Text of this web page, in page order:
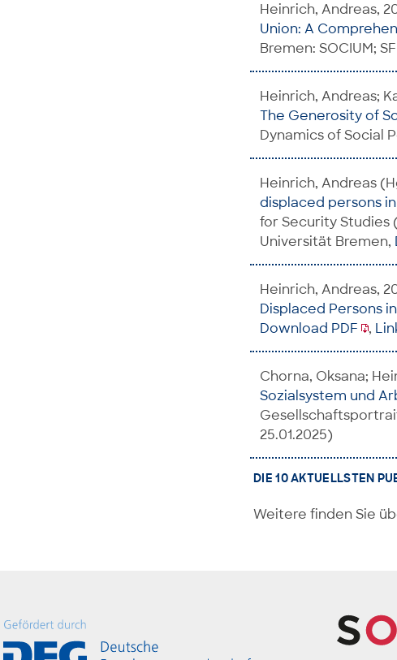
Heinrich, Andreas,
Union: A
Bremen: SOCIUM;
Heinrich, Andreas;
The Generosity of
Dynamics of Social
Heinrich, Andreas
displaced persons
for Security Studies
Universität Bremen,
Heinrich, Andreas,
Displaced Persons
Download PDF
,
Chorna, Oksana;
Sozialsystem und
Gesellschaftsportrait
25.01.2025)
DIE 10 AKTUELLSTEN
Weitere finden Sie